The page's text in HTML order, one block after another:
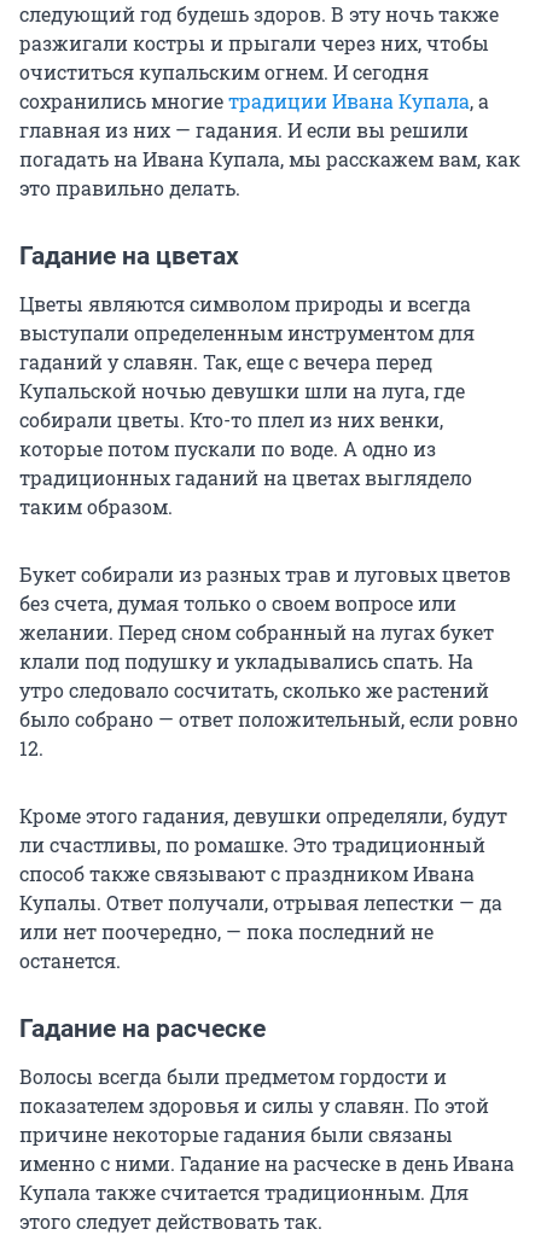
следующий год будешь здоров. В эту ночь также
разжигали костры и прыгали через них, чтобы
очиститься купальским огнем. И сегодня
сохранились многиетрадиции Ивана Купала, а
главная из них — гадания. И если вы решили
погадать на Ивана Купала, мы расскажем вам, как
это правильно делать.
Гадание на цветах
Цветы являются символом природы и всегда
выступали определенным инструментом для
гаданий у славян. Так, еще с вечера перед
Купальской ночью девушки шли на луга, где
собирали цветы. Кто-то плел из них венки,
которые потом пускали по воде. А одно из
традиционных гаданий на цветах выглядело
таким образом.
Букет собирали из разных трав и луговых цветов
без счета, думая только о своем вопросе или
желании. Перед сном собранный на лугах букет
клали под подушку и укладывались спать. На
утро следовало сосчитать, сколько же растений
было собрано — ответ положительный, если ровно
12.
Кроме этого гадания, девушки определяли, будут
ли счастливы, по ромашке. Это традиционный
способ также связывают с праздником Ивана
Купалы. Ответ получали, отрывая лепестки — да
или нет поочередно, — пока последний не
останется.
Гадание на расческе
Волосы всегда были предметом гордости и
показателем здоровья и силы у славян. По этой
причине некоторые гадания были связаны
именно с ними. Гадание на расческе в день Ивана
Купала также считается традиционным. Для
этого следует действовать так.